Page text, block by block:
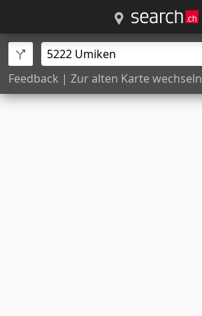
Feedback | Zur alten Karte wechseln